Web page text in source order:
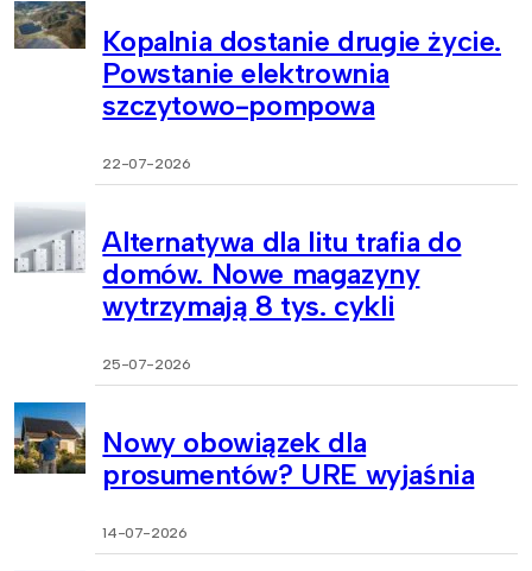
Kopalnia dostanie drugie życie.
Powstanie elektrownia
szczytowo-pompowa
22-07-2026
Alternatywa dla litu trafia do
domów. Nowe magazyny
wytrzymają 8 tys. cykli
25-07-2026
Nowy obowiązek dla
prosumentów? URE wyjaśnia
14-07-2026